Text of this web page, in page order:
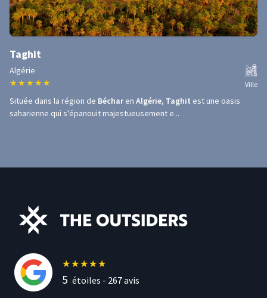
Taghit
Algérie
★ ★ ★ ★ ★ Ville
Située dans la région de Bécharen Algérie, Taghit est une oasis
saharienne qui s'épanouit majestueusement e...
★★★★★
5 étoiles - 267avis